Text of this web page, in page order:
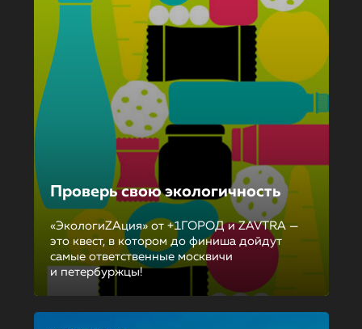
Проверь свою экологичность
«ЭкологиZAция» от +1ГОРОД и ZAVTRA —
это квест, в котором до финиша дойдут
самые ответственные москвичи
и петербуржцы!